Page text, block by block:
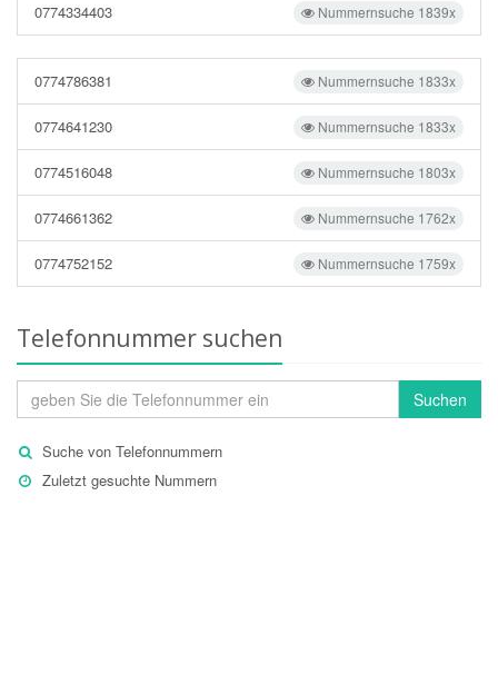
Nummernsuche 1839x
0774334403
Nummernsuche 1833x
0774786381
Nummernsuche 1833x
0774641230
Nummernsuche 1803x
0774516048
Nummernsuche 1762x
0774661362
Nummernsuche 1759x
0774752152
Telefonnummer suchen
Suchen
Suche von Telefonnummern
Zuletzt gesuchte Nummern